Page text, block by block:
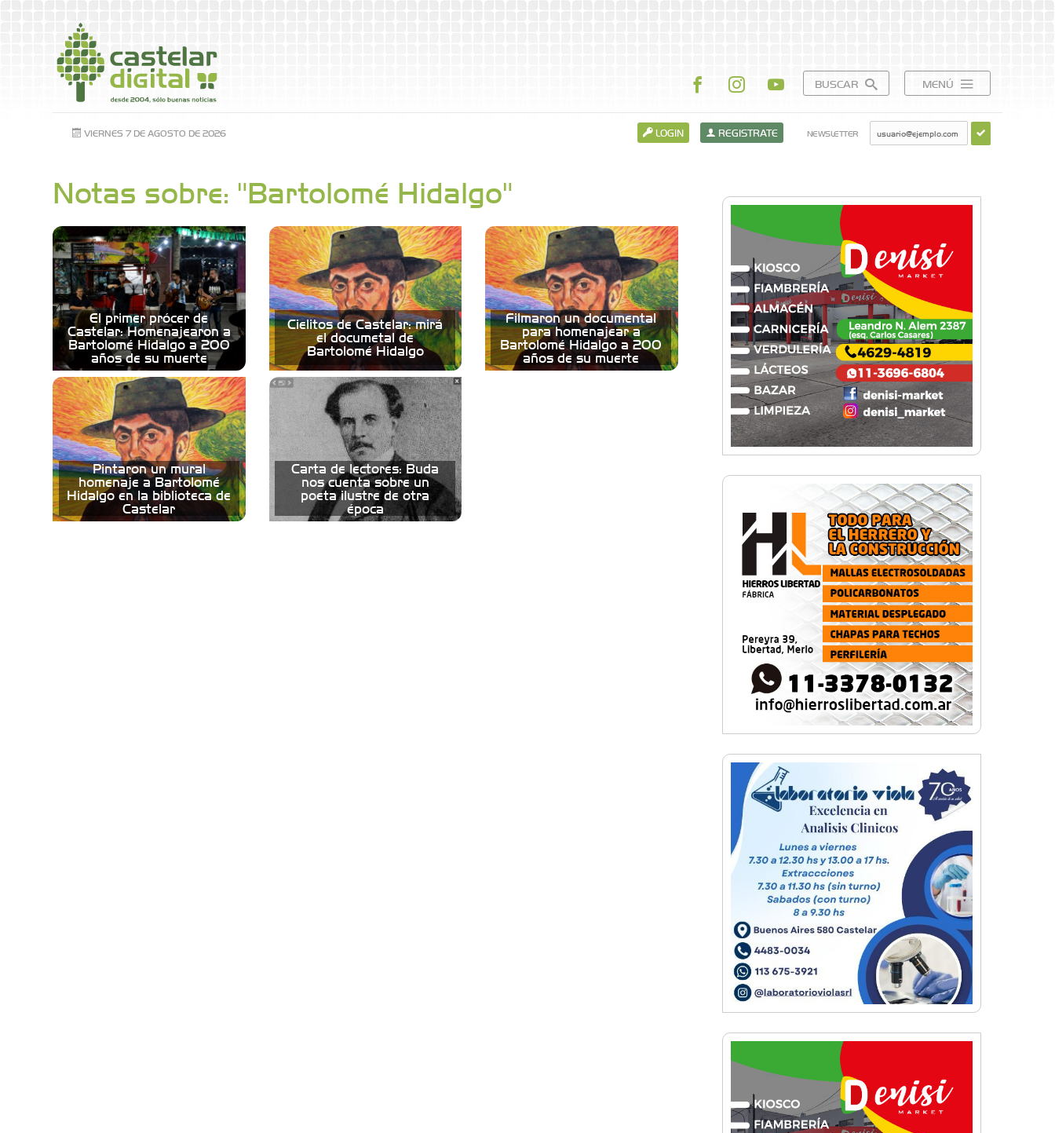
BUSCAR MENÚ
VIERNES 7 DE AGOSTO DE 2026 LOGIN REGISTRATE NEWSLETTER
Notas sobre: "Bartolomé Hidalgo"
El primer prócer de
Castelar: Homenajearon a
Bartolomé Hidalgo a 200
años de su muerte
Cielitos de Castelar: mirá
el documetal de
Bartolomé Hidalgo
Filmaron un documental
para homenajear a
Bartolomé Hidalgo a 200
años de su muerte
Pintaron un mural
homenaje a Bartolomé
Hidalgo en la biblioteca de
Castelar
Carta de lectores: Buda
nos cuenta sobre un
poeta ilustre de otra
época